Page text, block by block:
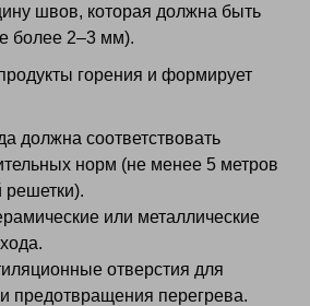
швов, которая должна быть
более 2–3 мм).
горения и формирует
должна соответствовать
норм (не менее 5 метров
решетки).
или металлические
отверстия для
предотвращения перегрева.